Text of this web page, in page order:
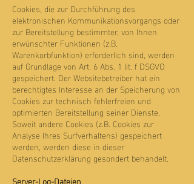
Cookies, die zur Durchführung des
elektronischen Kommunikationsvorgangs oder
zur Bereitstellung bestimmter, von Ihnen
erwünschter Funktionen (z.B.
Warenkorbfunktion) erforderlich sind, werden
auf Grundlage von Art. 6 Abs. 1 lit. f DSGVO
gespeichert. Der Websitebetreiber hat ein
berechtigtes Interesse an der Speicherung von
Cookies zur technisch fehlerfreien und
optimierten Bereitstellung seiner Dienste.
Soweit andere Cookies (z.B. Cookies zur
Analyse Ihres Surfverhaltens) gespeichert
werden, werden diese in dieser
Datenschutzerklärung gesondert behandelt.
Server-Log-Dateien